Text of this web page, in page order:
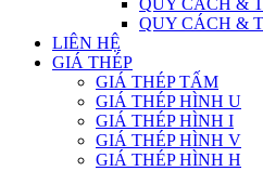
QUY CÁCH &
QUY CÁCH &
LIÊN HỆ
GIÁ THÉP
GIÁ THÉP TẤM
GIÁ THÉP HÌNH U
GIÁ THÉP HÌNH I
GIÁ THÉP HÌNH V
GIÁ THÉP HÌNH H